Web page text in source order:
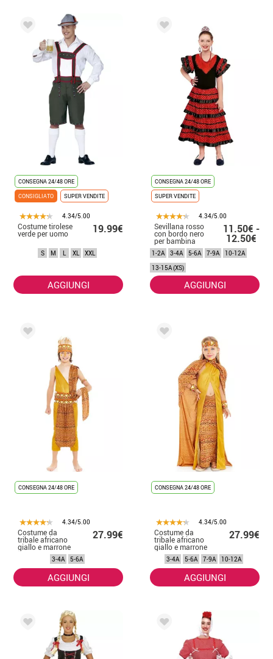
CONSEGNA 24/48 ORE
CONSIGLIATO
SUPER VENDITE
4.34/5.00
Costume tirolese
verde per uomo 19.99€
S M L XL XXL
AGGIUNGI
CONSEGNA 24/48 ORE
SUPER VENDITE
4.34/5.00
Sevillana rosso
con bordo nero
per bambina
11.50€ -
12.50€
1-2A 3-4A 5-6A 7-9A
10-12A
13-15A (XS)
AGGIUNGI
CONSEGNA 24/48 ORE
4.34/5.00
Costume da
tribale africano
giallo e marrone
per bambino
27.99€
3-4A 5-6A
AGGIUNGI
CONSEGNA 24/48 ORE
4.34/5.00
Costume da
tribale africano
giallo e marrone
per bambina
27.99€
3-4A 5-6A 7-9A 10-12A
AGGIUNGI